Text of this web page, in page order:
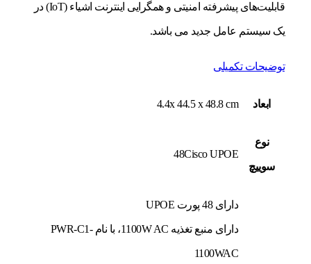
قابلیت‌های پیشرفته امنیتی و همگرایی اینترنت اشیاء (IoT) در
یک سیستم عامل جدید می باشد.
توضیحات تکمیلی
ابعاد 4.4x 44.5 x 48.8 cm
نوع
سوييچ
48Cisco UPOE
دارای 48 پورت UPOE
دارای منبع تغذیه 1100W AC، با نام PWR-C1-
1100WAC